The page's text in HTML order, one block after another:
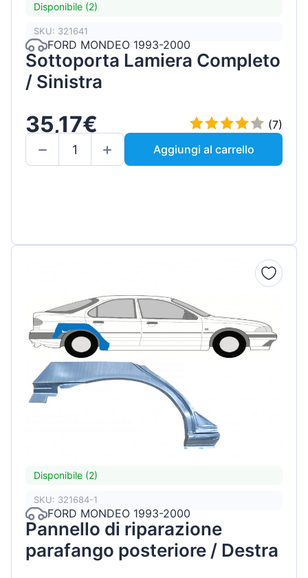
Disponibile (2)
SKU: 321641
FORD MONDEO 1993-2000
Sottoporta Lamiera Completo
/ Sinistra
35,17€
(7)
Aggiungi al carrello
Disponibile (2)
SKU: 321684-1
FORD MONDEO 1993-2000
Pannello di riparazione
parafango posteriore / Destra